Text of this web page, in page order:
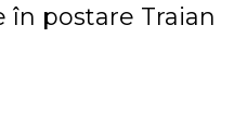
în postare Traian